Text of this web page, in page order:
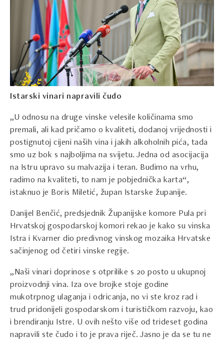
Istarski vinari napravili čudo
„U odnosu na druge vinske velesile količinama smo
premali, ali kad pričamo o kvaliteti, dodanoj vrijednosti i
postignutoj cijeni naših vina i jakih alkoholnih pića, tada
smo uz bok s najboljima na svijetu. Jedna od asocijacija
na Istru upravo su malvazija i teran. Budimo na vrhu,
radimo na kvaliteti, to nam je pobjednička karta“,
istaknuo je Boris Miletić, župan Istarske županije.
Danijel Benčić, predsjednik Županijske komore Pula pri
Hrvatskoj gospodarskoj komori rekao je kako su vinska
Istra i Kvarner dio predivnog vinskog mozaika Hrvatske
sačinjenog od četiri vinske regije.
„Naši vinari doprinose s otprilike s 20 posto u ukupnoj
proizvodnji vina. Iza ove brojke stoje godine
mukotrpnog ulaganja i odricanja, no vi ste kroz rad i
trud pridonijeli gospodarskom i turističkom razvoju, kao
i brendiranju Istre. U ovih nešto više od trideset godina
napravili ste čudo i to je prava riječ. Jasno je da se tu ne